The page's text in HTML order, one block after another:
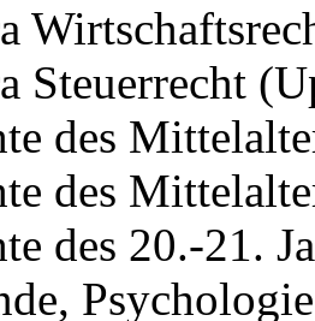
Steuerrecht
des
des
des 20.-21.